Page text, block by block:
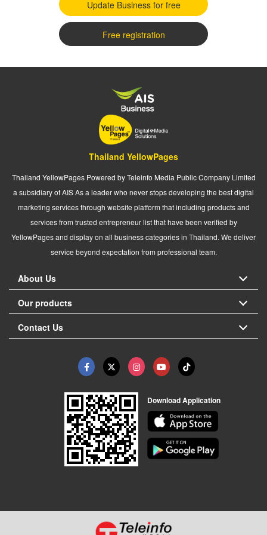
Update Business for free
Free registration
Thailand YellowPages
Thailand YellowPages Powered by Teleinfo Media Public Company Limited
a subsidiary of AIS As a leader who never stops developing the best digital
marketing services through website platform that including products and
services from trusted entrepreneur list that have been verified by
YellowPages and display on all business categories in Thailand. We deliver
service beyond expectation from professional team.
About Us
Our products
Contact Us
Download Application